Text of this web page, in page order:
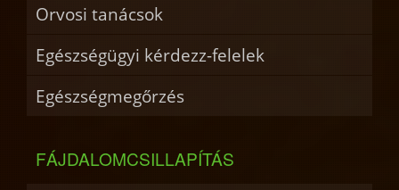
Orvosi tanácsok
Egészségügyi kérdezz-felelek
Egészségmegőrzés
FÁJDALOMCSILLAPÍTÁS